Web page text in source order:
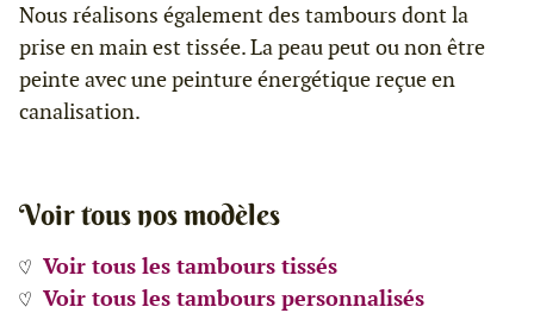
Nous réalisons également des tambours dont la
prise en main est tissée. La peau peut ou non être
peinte avec une peinture énergétique reçue en
canalisation.
Voir tous nos modèles
Voir tous les tambours tissés
Voir tous les tambours personnalisés